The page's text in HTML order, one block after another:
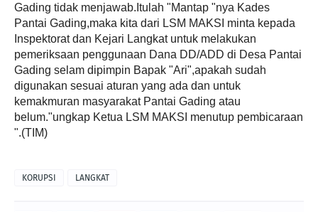
Gading tidak menjawab.Itulah "Mantap "nya Kades
Pantai Gading,maka kita dari LSM MAKSI minta kepada
Inspektorat dan Kejari Langkat untuk melakukan
pemeriksaan penggunaan Dana DD/ADD di Desa Pantai
Gading selam dipimpin Bapak "Ari",apakah sudah
digunakan sesuai aturan yang ada dan untuk
kemakmuran masyarakat Pantai Gading atau
belum."ungkap Ketua LSM MAKSI menutup pembicaraan
".(TIM)
KORUPSI LANGKAT